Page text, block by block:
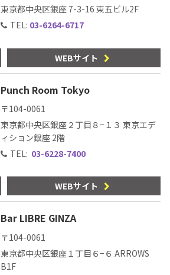
東京都中央区銀座 7-3-16 東五ビル2F
TEL: 03-6264-6717
WEBサイト
Punch Room Tokyo
〒104-0061
東京都中央区銀座２丁目８−１３ 東京エデ
ィション銀座 2階
TEL: 03-6228-7400
WEBサイト
Bar LIBRE GINZA
〒104-0061
東京都中央区銀座１丁目６−６ ARROWS
B1F